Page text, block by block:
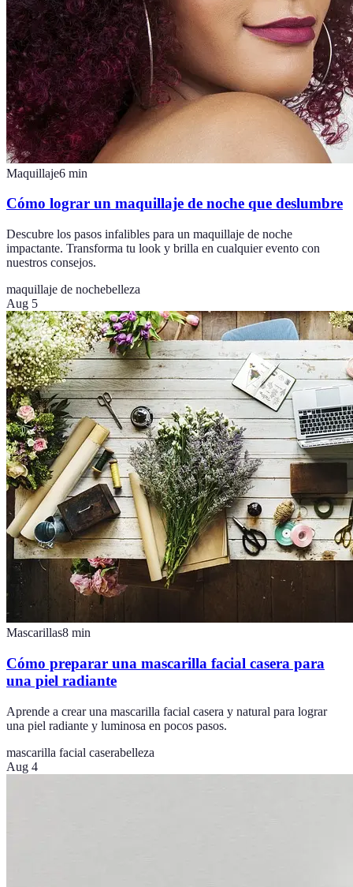
Maquillaje6 min
Cómo lograr un maquillaje de noche que deslumbre
Descubre los pasos infalibles para un maquillaje de noche
impactante. Transforma tu look y brilla en cualquier evento con
nuestros consejos.
maquillaje de nochebelleza
Aug 5
Mascarillas8 min
Cómo preparar una mascarilla facial casera para
una piel radiante
Aprende a crear una mascarilla facial casera y natural para lograr
una piel radiante y luminosa en pocos pasos.
mascarilla facial caserabelleza
Aug 4